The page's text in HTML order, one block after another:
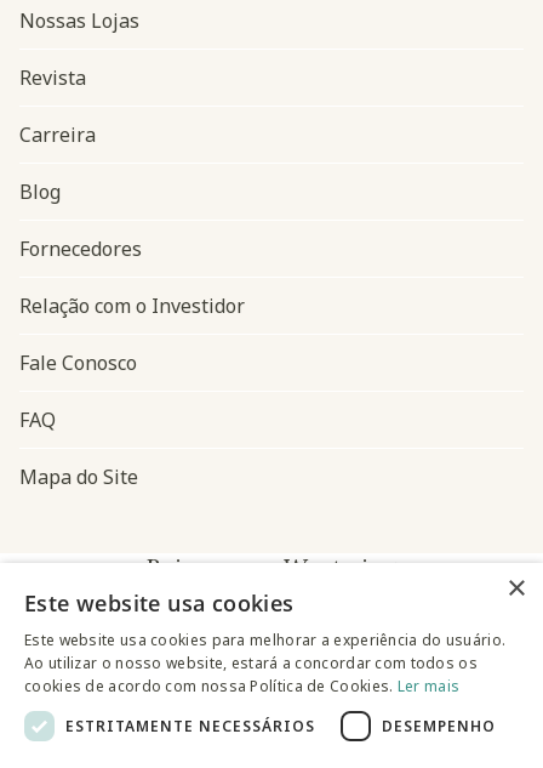
Navegação do rodapé
Nossas Lojas
Revista
Carreira
Blog
Fornecedores
Relação com o Investidor
Fale Conosco
FAQ
Mapa do Site
Baixe o app Westwing
×
Este website usa cookies
Este website usa cookies para melhorar a experiência do usuário.
Ao utilizar o nosso website, estará a concordar com todos os
cookies de acordo com nossa Política de Cookies. Ler mais
ESTRITAMENTE NECESSÁRIOS
DESEMPENHO